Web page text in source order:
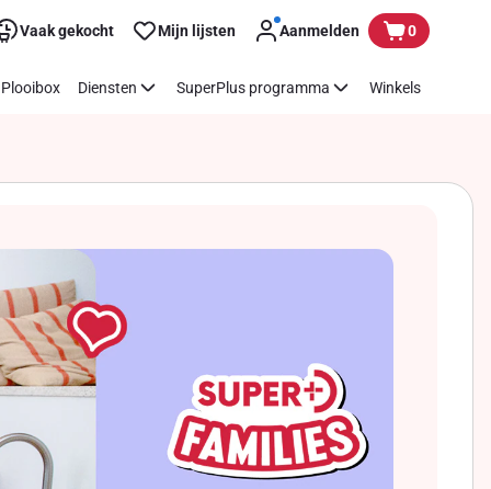
Vaak gekocht Mijn lijsten Aanmelden 0
Plooibox Diensten SuperPlus programma Winkels